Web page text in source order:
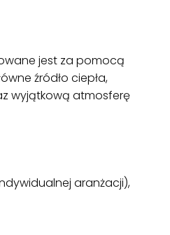
jest za pomocą
źródło ciepła,
wyjątkową atmosferę
aranżacji),